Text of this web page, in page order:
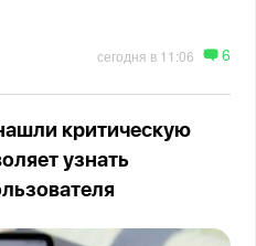
сегодня в 11:06 6
критическую
узнать